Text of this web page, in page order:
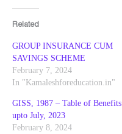
Related
GROUP INSURANCE CUM
SAVINGS SCHEME
February 7, 2024
In "Kamaleshforeducation.in"
GISS, 1987 – Table of Benefits
upto July, 2023
February 8, 2024